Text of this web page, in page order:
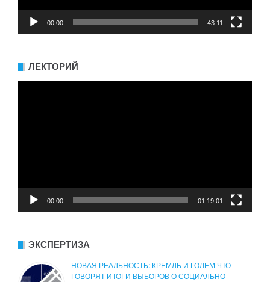
00:00 43:11
ЛЕКТОРИЙ
00:00 01:19:01
ЭКСПЕРТИЗА
НОВАЯ РЕАЛЬНОСТЬ: КРЕМЛЬ И ГОЛЕМ ЧТО
ГОВОРЯТ ИТОГИ ВЫБОРОВ О СОЦИАЛЬНО-